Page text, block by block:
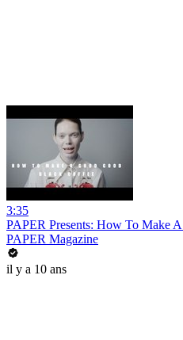
3:35
PAPER Presents: How To Make
PAPER Magazine
il y a 10 ans